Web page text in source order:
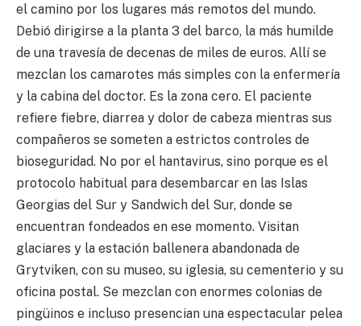
el camino por los lugares más remotos del mundo.
Debió dirigirse a la planta 3 del barco, la más humilde
de una travesía de decenas de miles de euros. Allí se
mezclan los camarotes más simples con la enfermería
y la cabina del doctor. Es la zona cero. El paciente
refiere fiebre, diarrea y dolor de cabeza mientras sus
compañeros se someten a estrictos controles de
bioseguridad. No por el hantavirus, sino porque es el
protocolo habitual para desembarcar en las Islas
Georgias del Sur y Sandwich del Sur, donde se
encuentran fondeados en ese momento. Visitan
glaciares y la estación ballenera abandonada de
Grytviken, con su museo, su iglesia, su cementerio y su
oficina postal. Se mezclan con enormes colonias de
pingüinos e incluso presencian una espectacular pelea